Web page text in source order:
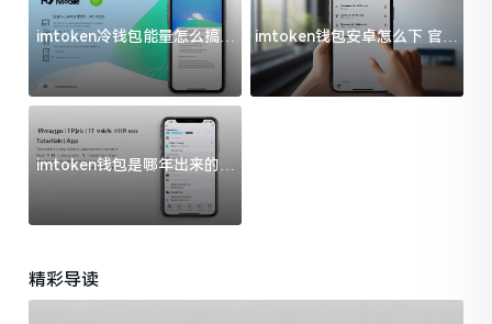
imtoken冷钱包能量怎么搞？
过来人告诉你门道
imtoken钱包安卓怎么下 官方
渠道避坑指南
imtoken钱包是哪年出来的？
一文给你说清楚
精彩导读